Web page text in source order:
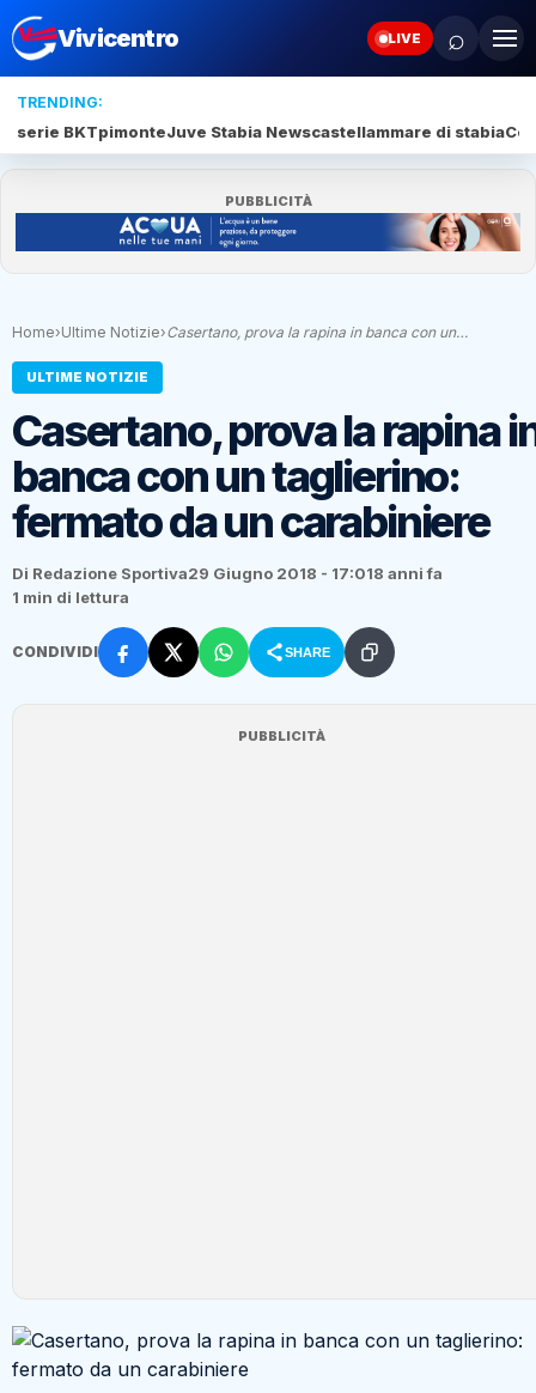
Vivicentro LIVE ⌕
TRENDING:
serie BKTpimonteJuve Stabia Newscastellammare di stabia
PUBBLICITÀ
Home›Ultime Notizie›Casertano, prova la rapina in banca con un…
ULTIME NOTIZIE
Casertano, prova la rapina
banca con un taglierino:
fermato da un carabiniere
Di Redazione Sportiva29 Giugno 2018 - 17:018 anni fa
1 min di lettura
CONDIVIDI SHARE
PUBBLICITÀ